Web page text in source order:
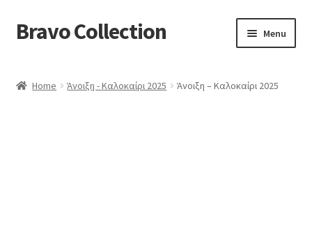
Skip
to
Skip
to
Bravo Collection Menu
COLLECTIONS
Expand
Home Άνοιξη - Καλοκαίρι 2025 Άνοιξη – Καλοκαίρι 2025